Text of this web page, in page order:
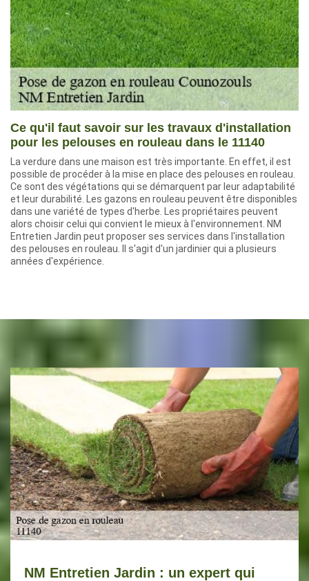
Ce qu'il faut savoir sur les travaux d'installation
pour les pelouses en rouleau dans le 11140
La verdure dans une maison est très importante. En effet, il est
possible de procéder à la mise en place des pelouses en rouleau.
Ce sont des végétations qui se démarquent par leur adaptabilité
et leur durabilité. Les gazons en rouleau peuvent être disponibles
dans une variété de types d'herbe. Les propriétaires peuvent
alors choisir celui qui convient le mieux à l'environnement. NM
Entretien Jardin peut proposer ses services dans l'installation
des pelouses en rouleau. Il s'agit d'un jardinier qui a plusieurs
années d'expérience.
NM Entretien Jardin : un expert qui